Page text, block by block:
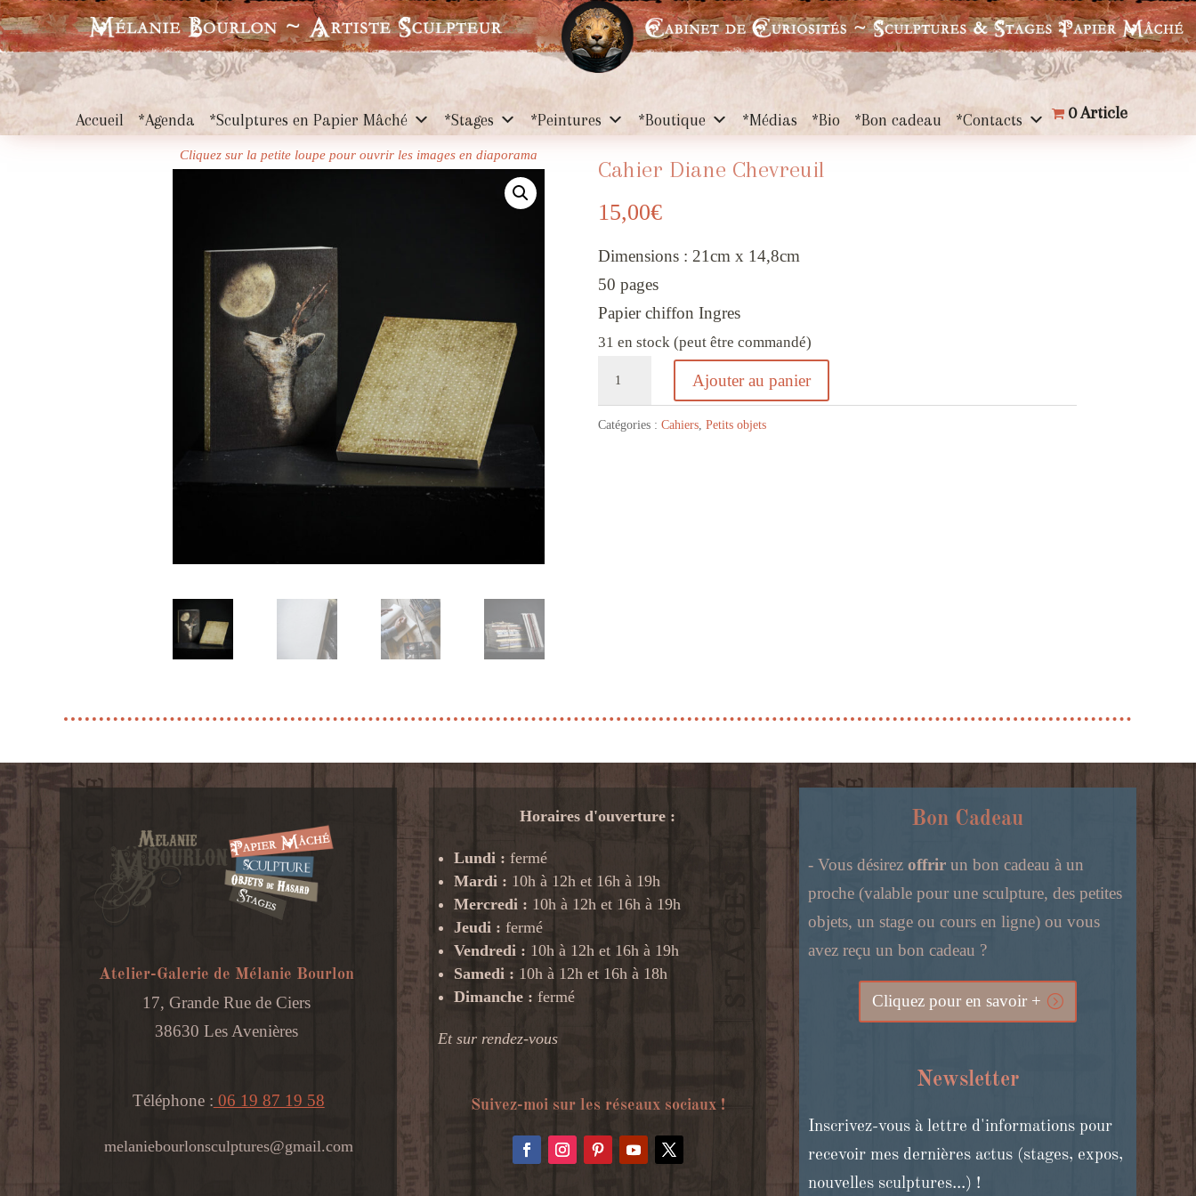
Accueil *Agenda *Sculptures en Papier Mâché *Stages *Peintures *Boutique *Médias *Bio *Bon cadeau *Contacts 0 Article
Cliquez sur la petite loupe pour ouvrir les images en diaporama
Cahier Diane Chevreuil
15,00€
Dimensions : 21cm x 14,8cm
50 pages
Papier chiffon Ingres
31 en stock (peut être commandé)
Cahier
Ajouter au panier
Catégories : Cahiers, Petits objets
Atelier-Galerie de Mélanie Bourlon
17, Grande Rue de Ciers
38630 Les Avenières
Téléphone : 06 19 87 19 58
melaniebourlonsculptures@gmail.com
Horaires d'ouverture :
Lundi : fermé
Mardi : 10h à 12h et 16h à 19h
Mercredi : 10h à 12h et 16h à 19h
Jeudi : fermé
Vendredi : 10h à 12h et 16h à 19h
Samedi : 10h à 12h et 16h à 18h
Dimanche : fermé
Et sur rendez-vous
Suivez-moi sur les réseaux sociaux !
Bon Cadeau
- Vous désirez offrir un bon cadeau à un
proche (valable pour une sculpture, des petites
objets, un stage ou cours en ligne) ou vous
avez reçu un bon cadeau ?
Cliquez pour en savoir +
Newsletter
Inscrivez-vous à lettre d'informations pour
recevoir mes dernières actus (stages, expos,
nouvelles sculptures...) !